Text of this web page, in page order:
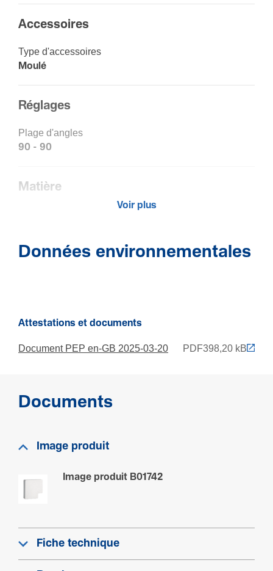
Acces­soires
Type d'ac­ces­soires
Moulé
Réglages
Plage d'angles
90 - 90
Matière
Trai­te­ment
9010
Résis­tance aux chocs IK
IK08
IP40
Normes
Voir plus
Données environnementales
Attestations et documents
Document PEP en-GB 2025-03-20 PDF398,20 kB
Documents
Image produit
Image produit B01742
Fiche technique